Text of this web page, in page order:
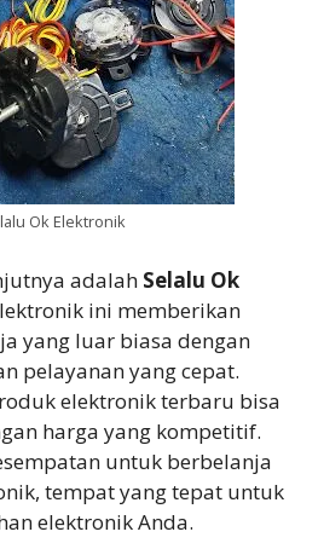
Ok Elektronik
adalah Selalu Ok
ini memberikan
yang luar biasa dengan
pelayanan yang cepat.
elektronik terbaru bisa
harga yang kompetitif.
untuk berbelanja
tempat yang tepat untuk
elektronik Anda.